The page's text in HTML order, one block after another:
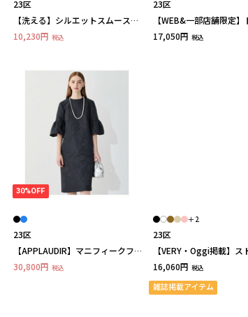
23区
【洗える】シルエットスムースコ
ンビ バックフレア カットソー
10,230円 税込
23区
【WEB&一部店舗限定】
リント サッカー ブラウス
17,050円 税込
30%OFF
23区
【APPLAUDIR】マニフィークフラ
ワージャカード ドレス
30,800円 税込
＋2
23区
【VERY・Oggi掲載】ス
ジョーゼット シアーコン
トソー
16,060円 税込
雑誌掲載アイテム